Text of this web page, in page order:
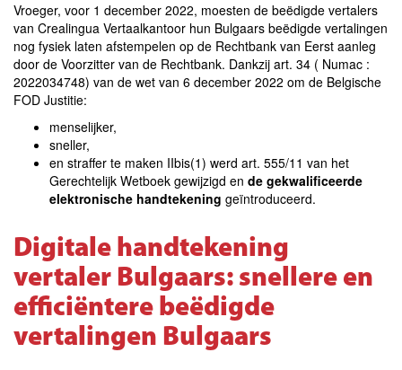
Vroeger, voor 1 december 2022, moesten de beëdigde vertalers
van Crealingua Vertaalkantoor hun Bulgaars beëdigde vertalingen
nog fysiek laten afstempelen op de Rechtbank van Eerst aanleg
door de Voorzitter van de Rechtbank. Dankzij art. 34 ( Numac :
2022034748) van de wet van 6 december 2022 om de Belgische
FOD Justitie:
menselijker,
sneller,
en straffer te maken IIbis(1) werd art. 555/11 van het
Gerechtelijk Wetboek gewijzigd en de gekwalificeerde
elektronische handtekening geïntroduceerd.
Digitale handtekening
vertaler Bulgaars: snellere en
efficiëntere beëdigde
vertalingen Bulgaars